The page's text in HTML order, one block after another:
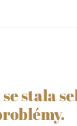
stala